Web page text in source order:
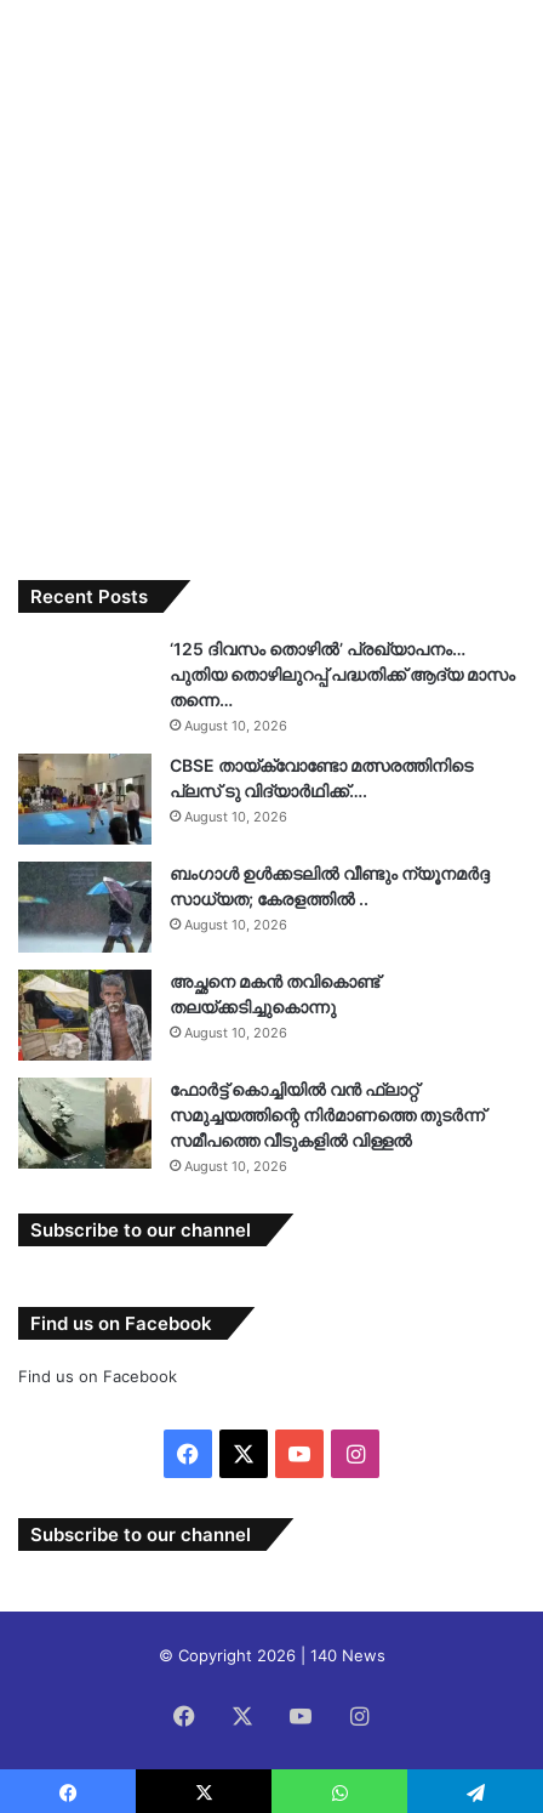
Recent Posts
‘125 ദിവസം തൊഴിൽ’ പ്രഖ്യാപനം…
പുതിയ തൊഴിലുറപ്പ് പദ്ധതിക്ക് ആദ്യ മാസം
തന്നെ…
August 10, 2026
CBSE തായ്ക്വോണ്ടോ മത്സരത്തിനിടെ
പ്ലസ് ടു വിദ്യാർഥിക്ക്….
August 10, 2026
ബംഗാൾ ഉൾക്കടലിൽ വീണ്ടും ന്യൂനമർദ്ദ
സാധ്യത; കേരളത്തിൽ ..
August 10, 2026
അച്ഛനെ മകൻ തവികൊണ്ട്
തലയ്ക്കടിച്ചുകൊന്നു
August 10, 2026
ഫോർട്ട് കൊച്ചിയിൽ വൻ ഫ്ലാറ്റ്
സമുച്ചയത്തിന്റെ നിർമാണത്തെ തുടർന്ന്
സമീപത്തെ വീടുകളിൽ വിള്ളൽ
August 10, 2026
Subscribe to our channel
Find us on Facebook
Find us on Facebook
Facebook YouTubeInstagram
Subscribe to our channel
© Copyright 2026 | 140 News
Facebook YouTubeInstagram